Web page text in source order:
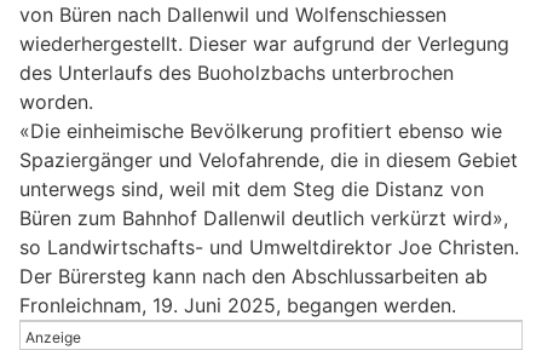
von Büren nach Dallenwil und Wolfenschiessen
wiederhergestellt. Dieser war aufgrund der Verlegung
des Unterlaufs des Buoholzbachs unterbrochen
worden.
«Die einheimische Bevölkerung profitiert ebenso wie
Spaziergänger und Velofahrende, die in diesem Gebiet
unterwegs sind, weil mit dem Steg die Distanz von
Büren zum Bahnhof Dallenwil deutlich verkürzt wird»,
so Landwirtschafts- und Umweltdirektor Joe Christen.
Der Bürersteg kann nach den Abschlussarbeiten ab
Fronleichnam, 19. Juni 2025, begangen werden.
Anzeige